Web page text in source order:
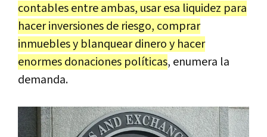
contables entre ambas, usar esa liquidez para
hacer inversiones de riesgo, comprar
inmuebles y blanquear dinero y hacer
enormes donaciones políticas, enumera la
demanda.